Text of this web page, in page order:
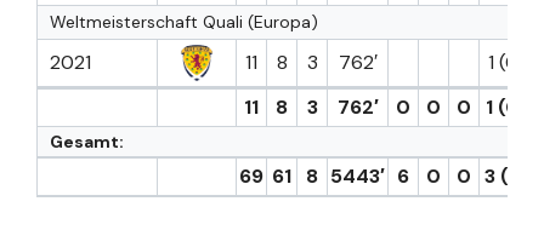
Weltmeisterschaft Quali (Europa)
2021 11 8 3 762′
1 (0)
11
8 3 762′ 0 0 0 1 (0)
Gesamt:
69 61 8 5443′ 6 0 0 3 (0)